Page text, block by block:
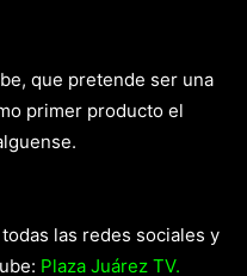
que pretende ser una
primer producto el
las redes sociales y
Plaza Juárez TV.